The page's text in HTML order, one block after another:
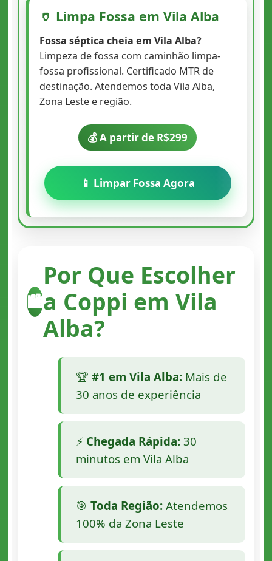
🏺 Limpa Fossa em Vila Alba
Fossa séptica cheia em Vila Alba?
Limpeza de fossa com caminhão limpa-
fossa profissional. Certificado MTR de
destinação. Atendemos toda Vila Alba,
Zona Leste e região.
💰 A partir de R$299
📱 Limpar Fossa Agora
🏙️
Por Que Escolher
a Coppi em Vila
Alba?
🏆 #1 em Vila Alba:Mais de
30 anos de experiência
⚡ Chegada Rápida:30
minutos em Vila Alba
🎯 Toda Região:Atendemos
100% da Zona Leste